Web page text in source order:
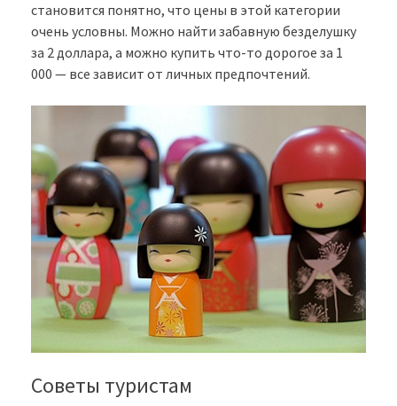
становится понятно, что цены в этой категории
очень условны. Можно найти забавную безделушку
за 2 доллара, а можно купить что-то дорогое за 1
000 — все зависит от личных предпочтений.
Советы туристам